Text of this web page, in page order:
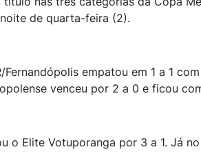
de quarta-feira (2).
empatou em 1 a 1
venceu por 2 a 0 e ficou
o Elite Votuporanga por 3 a 1. Já